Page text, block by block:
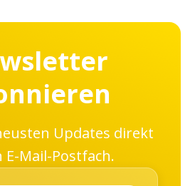
Updates direkt
E-Mail-Postfach.